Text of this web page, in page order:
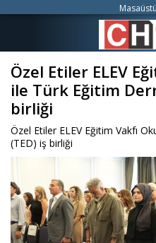
Özel Etiler ELEV
ile Türk Eğitim
birliği
Özel Etiler ELEV Eğitim Vakfı
(TED) iş birliği